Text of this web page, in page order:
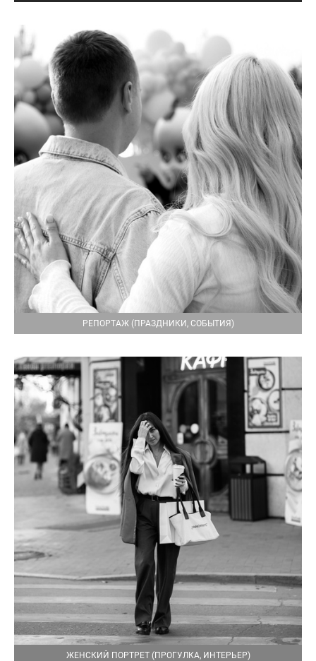
РЕПОРТАЖ (ПРАЗДНИКИ, СОБЫТИЯ)
ЖЕНСКИЙ ПОРТРЕТ (ПРОГУЛКА, ИНТЕРЬЕР)